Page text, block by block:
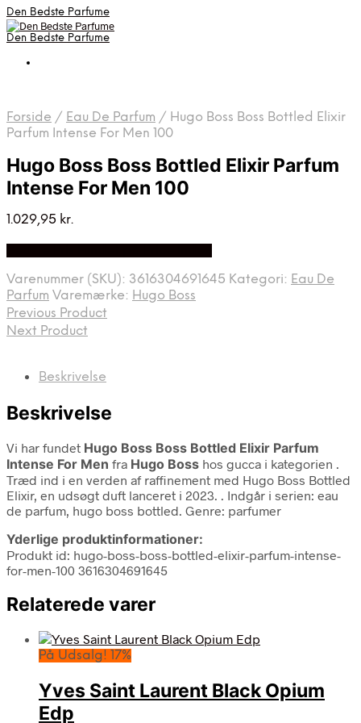
Den Bedste Parfume
Den Bedste Parfume
Forside / Eau De Parfum / Hugo Boss Boss Bottled Elixir
Parfum Intense For Men 100
Hugo Boss Boss Bottled Elixir Parfum
Intense For Men 100
1.029,95 kr.
Varenummer (SKU): 3616304691645 Kategori: Eau De
Parfum Varemærke: Hugo Boss
Previous Product
Next Product
Beskrivelse
Beskrivelse
Vi har fundet Hugo Boss Boss Bottled Elixir Parfum
Intense For Men fra Hugo Boss hos gucca i kategorien .
Træd ind i en verden af raffinement med Hugo Boss Bottled
Elixir, en udsøgt duft lanceret i 2023. . Indgår i serien: eau
de parfum, hugo boss bottled. Genre: parfumer
Yderlige produktinformationer:
Produkt id: hugo-boss-boss-bottled-elixir-parfum-intense-
for-men-100 3616304691645
Relaterede varer
På Udsalg! 17%
Yves Saint Laurent Black Opium
Edp